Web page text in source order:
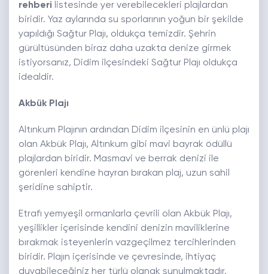
rehberi listesinde yer verebilecekleri plajlardan
biridir. Yaz aylarında su sporlarının yoğun bir şekilde
yapıldığı Sağtur Plajı, oldukça temizdir. Şehrin
gürültüsünden biraz daha uzakta denize girmek
istiyorsanız, Didim ilçesindeki Sağtur Plajı oldukça
idealdir.
Akbük Plajı
Altınkum Plajının ardından Didim ilçesinin en ünlü plajı
olan Akbük Plajı, Altınkum gibi mavi bayrak ödüllü
plajlardan biridir. Masmavi ve berrak denizi ile
görenleri kendine hayran bırakan plaj, uzun sahil
şeridine sahiptir.
Etrafı yemyeşil ormanlarla çevrili olan Akbük Plajı,
yeşillikler içerisinde kendini denizin maviliklerine
bırakmak isteyenlerin vazgeçilmez tercihlerinden
biridir. Plajın içerisinde ve çevresinde, ihtiyaç
duyabileceğiniz her türlü olanak sunulmaktadır.